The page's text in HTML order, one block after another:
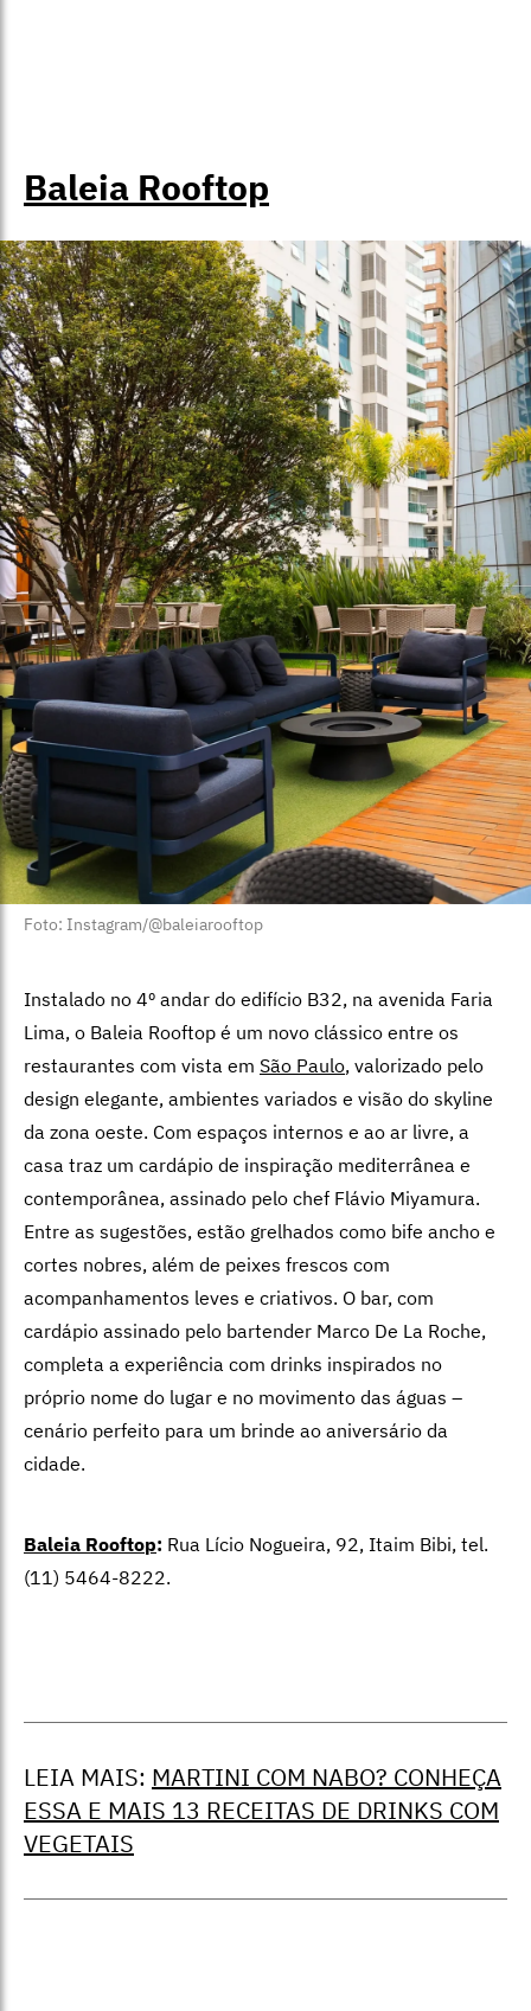
Baleia Rooftop
Foto: Instagram/@baleiarooftop
Instalado no 4º andar do edifício B32, na avenida Faria
Lima, o Baleia Rooftop é um novo clássico entre os
restaurantes com vista em São Paulo, valorizado pelo
design elegante, ambientes variados e visão do skyline
da zona oeste. Com espaços internos e ao ar livre, a
casa traz um cardápio de inspiração mediterrânea e
contemporânea, assinado pelo chef Flávio Miyamura.
Entre as sugestões, estão grelhados como bife ancho e
cortes nobres, além de peixes frescos com
acompanhamentos leves e criativos. O bar, com
cardápio assinado pelo bartender Marco De La Roche,
completa a experiência com drinks inspirados no
próprio nome do lugar e no movimento das águas –
cenário perfeito para um brinde ao aniversário da
cidade.
Baleia Rooftop: Rua Lício Nogueira, 92, Itaim Bibi, tel.
(11) 5464-8222.
LEIA MAIS: MARTINI COM NABO? CONHEÇA
ESSA E MAIS 13 RECEITAS DE DRINKS COM
VEGETAIS